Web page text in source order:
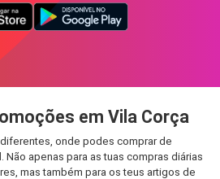
em Vila Corça
onde podes comprar de
Não apenas para as tuas compras diárias
mas também para os teus artigos de